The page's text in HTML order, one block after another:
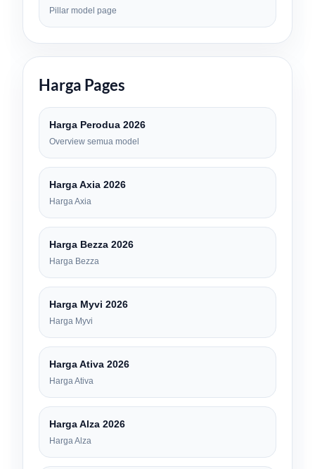
Pillar model page
Harga Pages
Harga Perodua 2026
Overview semua model
Harga Axia 2026
Harga Axia
Harga Bezza 2026
Harga Bezza
Harga Myvi 2026
Harga Myvi
Harga Ativa 2026
Harga Ativa
Harga Alza 2026
Harga Alza